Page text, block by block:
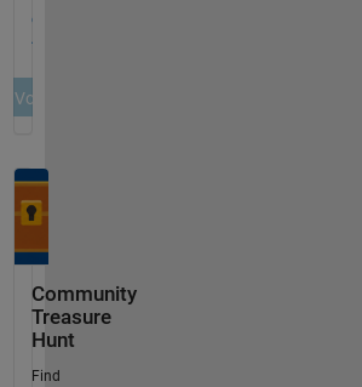
Community
Treasure
Hunt
Find